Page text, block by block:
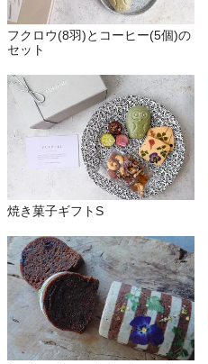
フクロウ(8羽)とコーヒー(5個)の
セット
焼き菓子ギフトS